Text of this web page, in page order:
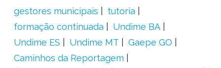
gestores municipais
tutoria
formação continuada
Undime BA
Undime ES
Undime MT
Gaepe GO
Caminhos da Reportagem